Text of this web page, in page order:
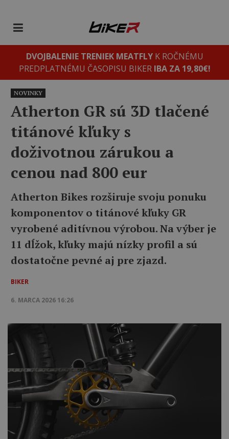
DVOJBALENIE TRENIEK MEATFLYK ROČNÉMU
PREDPLATNÉMU ČASOPISU BIKER IBA ZA 19,80€!
NOVINKY
Atherton GR sú 3D tlačené
titánové kľuky s
doživotnou zárukou a
cenou nad 800 eur
Atherton Bikes rozširuje svoju ponuku
komponentov o titánové kľuky GR
vyrobené aditívnou výrobou. Na výber je
11 dĺžok, kľuky majú nízky profil a sú
dostatočne pevné aj pre zjazd.
BIKER
6. MARCA 2026 16:26